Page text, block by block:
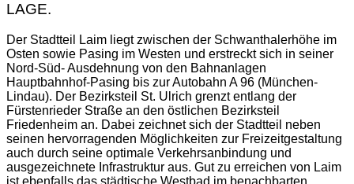
LAGE.
Der Stadtteil Laim liegt zwischen der Schwanthalerhöhe im
Osten sowie Pasing im Westen und erstreckt sich in seiner
Nord-Süd- Ausdehnung von den Bahnanlagen
Hauptbahnhof-Pasing bis zur Autobahn A 96 (München-
Lindau). Der Bezirksteil St. Ulrich grenzt entlang der
Fürstenrieder Straße an den östlichen Bezirksteil
Friedenheim an. Dabei zeichnet sich der Stadtteil neben
seinen hervorragenden Möglichkeiten zur Freizeitgestaltung
auch durch seine optimale Verkehrsanbindung und
ausgezeichnete Infrastruktur aus. Gut zu erreichen von Laim
ist ebenfalls das städtische Westbad im benachbarten